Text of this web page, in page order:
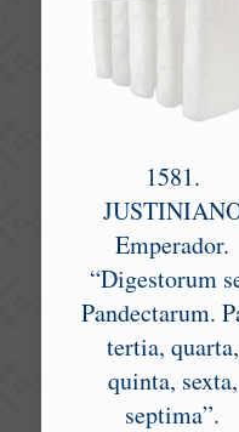
1581.
Emperador.
“Digestorum
Pandectarum.
tertia, quarta,
quinta, sexta,
septima”.